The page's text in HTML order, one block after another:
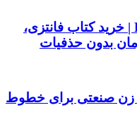
فروشگاه کتاب DMDBook | خرید کتاب فانتزی،
بدون حذفیات
زن صنعتی برای خطوط